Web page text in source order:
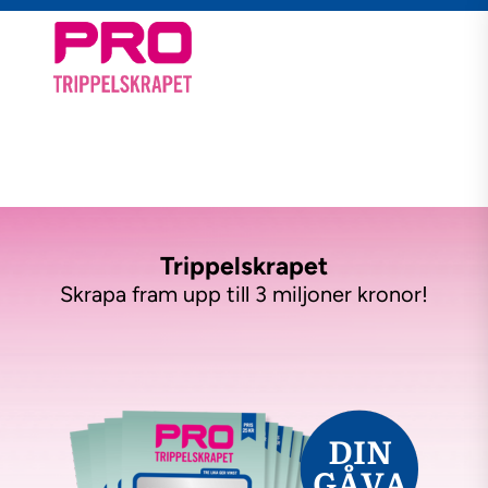
Trippelskrapet
Skrapa fram upp till 3 miljoner kronor!